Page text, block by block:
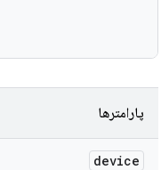
پارامترها
device